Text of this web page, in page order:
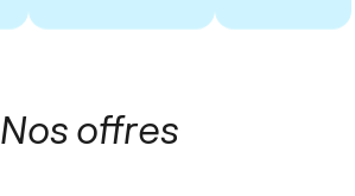
Nos offres